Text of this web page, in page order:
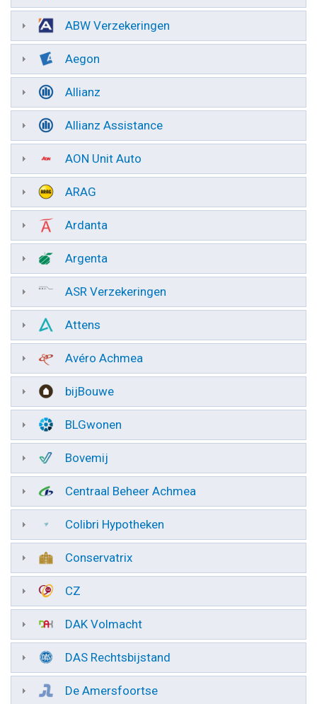
ABW Verzekeringen
Aegon
Allianz
Allianz Assistance
AON Unit Auto
ARAG
Ardanta
Argenta
ASR Verzekeringen
Attens
Avéro Achmea
bijBouwe
BLGwonen
Bovemij
Centraal Beheer Achmea
Colibri Hypotheken
Conservatrix
CZ
DAK Volmacht
DAS Rechtsbijstand
De Amersfoortse